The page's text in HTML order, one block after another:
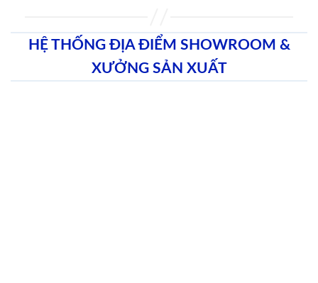
HỆ THỐNG ĐỊA ĐIỂM SHOWROOM &
XƯỞNG SẢN XUẤT